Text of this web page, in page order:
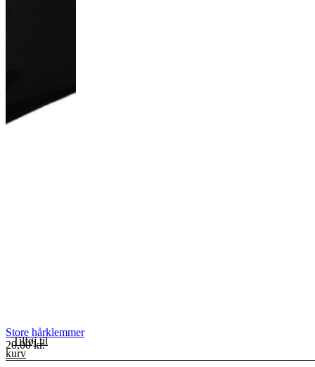
Store hårklemmer
20,00kr.
Tilføj til
kurv